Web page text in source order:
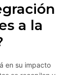
a la
en su impacto